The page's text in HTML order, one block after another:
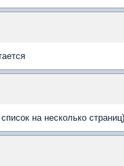
на несколько